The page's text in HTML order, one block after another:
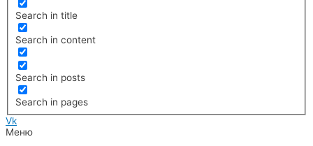
Search in title
Search in content
Search in posts
Search in pages
Vk
Меню